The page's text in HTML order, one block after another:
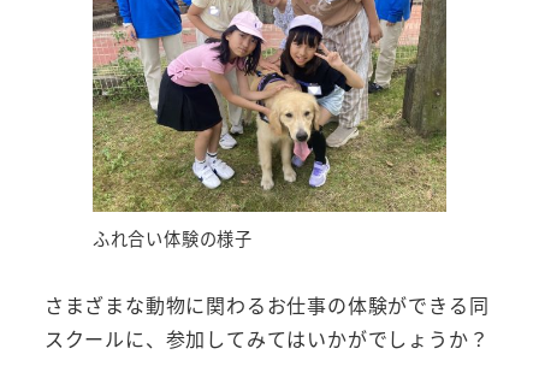
ふれ合い体験の様子
さまざまな動物に関わるお仕事の体験ができる同
スクールに、参加してみてはいかがでしょうか？